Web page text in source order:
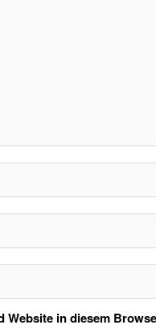
Website in diesem